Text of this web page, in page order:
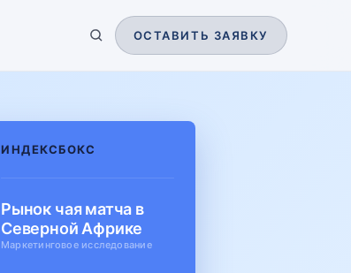
ОСТАВИТЬ ЗАЯВКУ
ИНДЕКСБОКС
Рынок чая матча в
Северной Африке
Маркетинговое исследование